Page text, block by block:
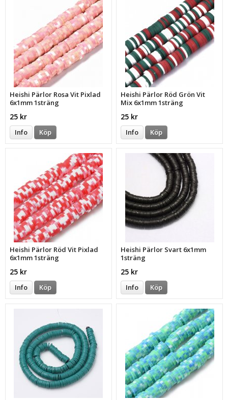
Heishi Pärlor Rosa Vit Pixlad
6x1mm 1sträng
25 kr
Info Köp
Heishi Pärlor Röd Grön Vit
Mix 6x1mm 1sträng
25 kr
Info Köp
Heishi Pärlor Röd Vit Pixlad
6x1mm 1sträng
25 kr
Info Köp
Heishi Pärlor Svart 6x1mm
1sträng
25 kr
Info Köp